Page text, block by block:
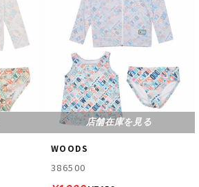
店舗在庫を見る
WOODS
386500